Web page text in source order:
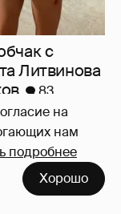
на
нам
подробнее
Хорошо
с
Литвинова
83